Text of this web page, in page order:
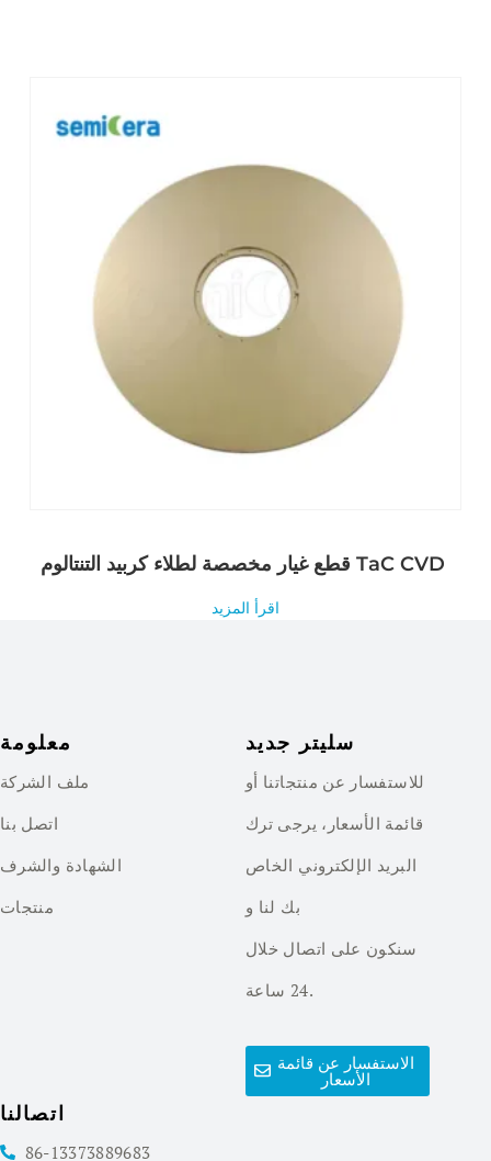
قطع غيار مخصصة لطلاء كربيد التنتالوم TaC CVD
اقرأ المزيد
معلومة
ملف الشركة
اتصل بنا
الشهادة والشرف
منتجات
سليتر جديد
للاستفسار عن منتجاتنا أو
قائمة الأسعار، يرجى ترك
البريد الإلكتروني الخاص
بك لنا و
سنكون على اتصال خلال
24 ساعة.
الاستفسار عن قائمة
الأسعار
اتصالنا
86-13373889683